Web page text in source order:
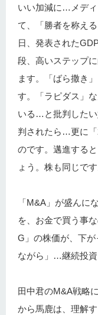
いい加減に…メデ
て、「勝者を称え
日、発表された
段、高いステップ
ます。「ばら撒き
す。「ラピダス」
いる…と批判した
判されたら…更に
のです。邁進する
ょう。株も同じで
「M&A」が盛んに
を、お金で買う事
G」の株価が、下
ながら」…継続投
田中君のM&A戦略
から馬鹿は、理解